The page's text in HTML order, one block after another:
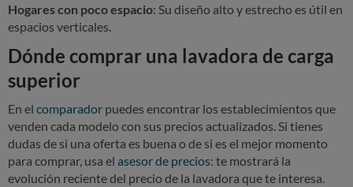
Hogares con poco espacio: Su diseño alto y estrecho es útil en
espacios verticales.
Dónde comprar una lavadora de carga
superior
En el comparador puedes encontrar los establecimientos que
venden cada modelo con sus precios actualizados. Si tienes
dudas de si una oferta es buena o de si es el mejor momento
para comprar, usa el asesor de precios: te mostrará la
evolución reciente del precio de la lavadora que te interesa.